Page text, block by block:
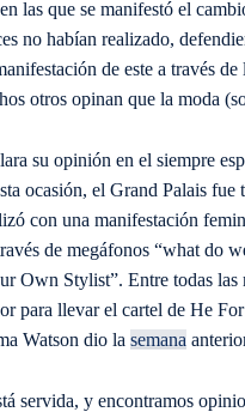
las que se manifestó el
no habían realizado,
de este a través
otros opinan que la moda
su opinión en el siempre
ocasión, el Grand Palais
con una manifestación
de megáfonos “what do
Own Stylist”. Entre todas
para llevar el cartel de He
Watson dio la semana
servida, y encontramos